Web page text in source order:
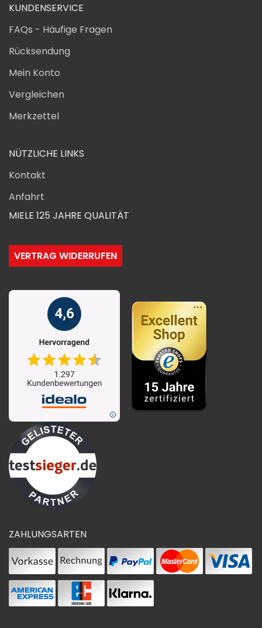
KUNDENSERVICE
FAQs - Häufige Fragen
Rücksendung
Mein Konto
Vergleichen
Merkzettel
NÜTZLICHE LINKS
Kontakt
Anfahrt
MIELE 125 JAHRE QUALITÄT
VERTRAG WIDERRUFEN
ZAHLUNGSARTEN